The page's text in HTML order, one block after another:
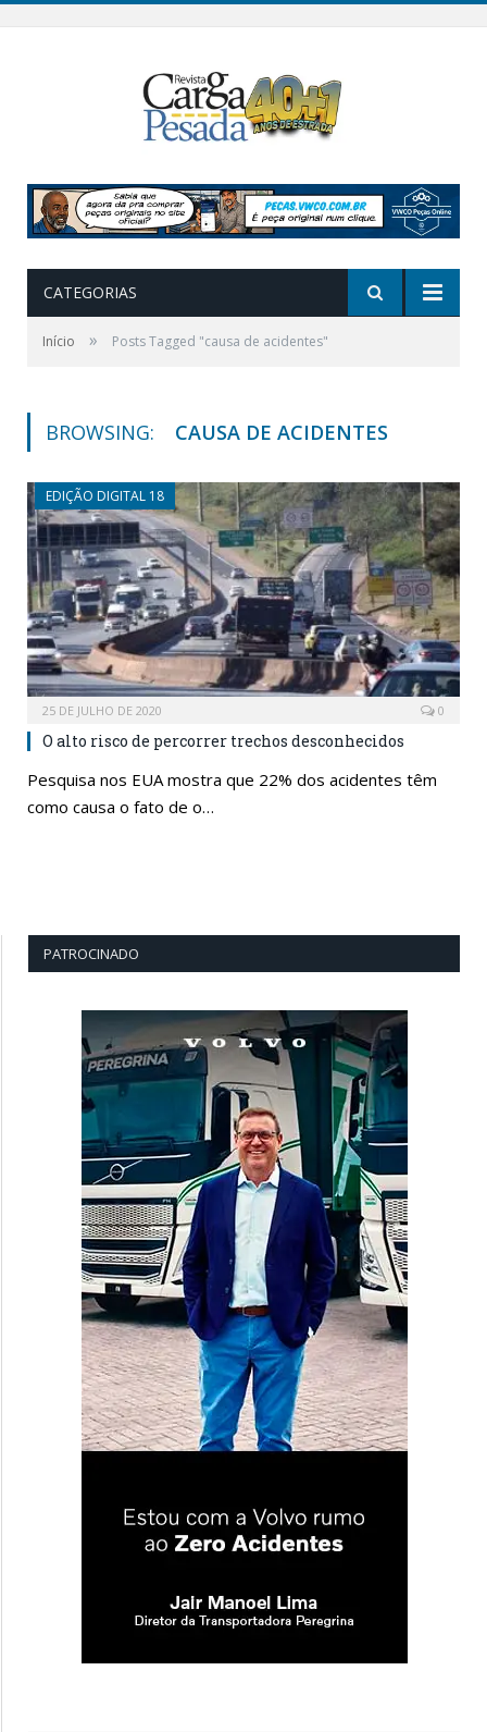
CATEGORIAS
Início » Posts Tagged "causa de acidentes"
BROWSING: CAUSA DE ACIDENTES
EDIÇÃO DIGITAL 18
25 DE JULHO DE 2020 0
O alto risco de percorrer trechos desconhecidos
Pesquisa nos EUA mostra que 22% dos acidentes têm
como causa o fato de o…
PATROCINADO